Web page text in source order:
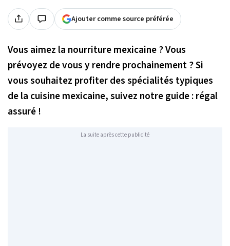
Ajouter comme source préférée
Vous aimez la nourriture mexicaine ? Vous
prévoyez de vous y rendre prochainement ? Si
vous souhaitez profiter des spécialités typiques
de la cuisine mexicaine, suivez notre guide : régal
assuré !
La suite après cette publicité